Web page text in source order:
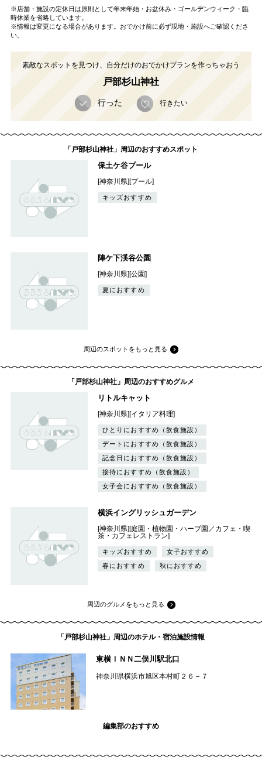
※店舗・施設の定休日は原則として年末年始・お盆休み・ゴールデンウィーク・臨
時休業を省略しています。
※情報は変更になる場合があります。おでかけ前に必ず現地・施設へご確認くださ
い。
素敵なスポットを見つけ、自分だけのおでかけプランを作っちゃおう
戸部杉山神社
行った 行きたい
「戸部杉山神社」周辺のおすすめスポット
保土ケ谷プール
[神奈川県][プール]
キッズおすすめ
陣ケ下渓谷公園
[神奈川県][公園]
夏におすすめ
周辺のスポットをもっと見る
「戸部杉山神社」周辺のおすすめグルメ
リトルキャット
[神奈川県][イタリア料理]
ひとりにおすすめ（飲食施設）
デートにおすすめ（飲食施設）
記念日におすすめ（飲食施設）
接待におすすめ（飲食施設）
女子会におすすめ（飲食施設）
横浜イングリッシュガーデン
[神奈川県][庭園・植物園・ハーブ園／カフェ・喫
茶・カフェレストラン]
キッズおすすめ
女子おすすめ
春におすすめ
秋におすすめ
周辺のグルメをもっと見る
「戸部杉山神社」周辺のホテル・宿泊施設情報
東横ＩＮＮ二俣川駅北口
神奈川県横浜市旭区本村町２６－７
編集部のおすすめ